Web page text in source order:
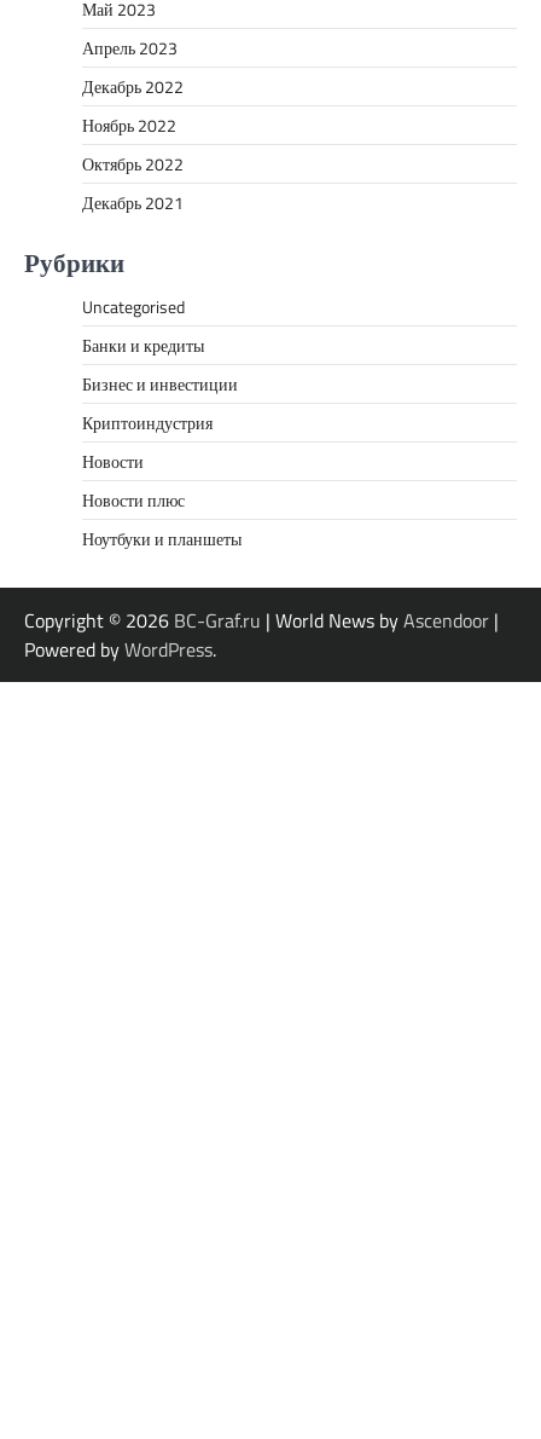
Май 2023
Апрель 2023
Декабрь 2022
Ноябрь 2022
Октябрь 2022
Декабрь 2021
Рубрики
Uncategorised
Банки и кредиты
Бизнес и инвестиции
Криптоиндустрия
Новости
Новости плюс
Ноутбуки и планшеты
Copyright © 2026 BC-Graf.ru | World News byAscendoor |
Powered byWordPress.